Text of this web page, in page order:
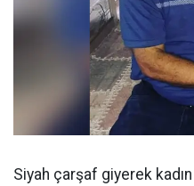
Siyah çarşaf giyerek